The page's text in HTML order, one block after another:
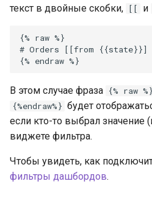
текст в двойные скобки,
[[ и
В этом случае фраза {% raw
{%endraw%} будет
если кто-то выбрал значение
виджете фильтра.
Чтобы увидеть, как
фильтры дашбордов.